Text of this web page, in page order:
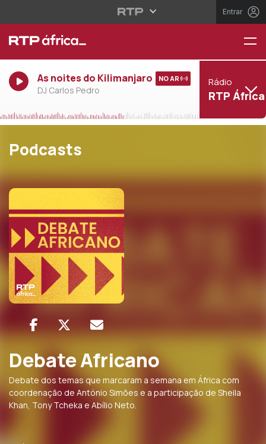
Entrar
As noites do Kilimanjaro
DJ Carlos Pedro
NO AR Rádio
RTP África
Podcasts
Debate Africano
Debate dos temas que marcaram a semana em África com
coordenação de António Simões e a participação de Sheila
Khan, Tony Tcheka e Abílio Neto.